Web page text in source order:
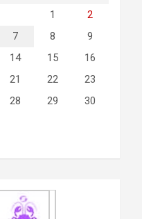
1
2
7 8
9
14 15
16
21 22
23
28 29
30